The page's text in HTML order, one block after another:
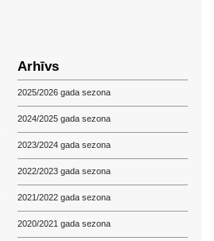
Arhīvs
2025/2026 gada sezona
2024/2025 gada sezona
2023/2024 gada sezona
2022/2023 gada sezona
2021/2022 gada sezona
2020/2021 gada sezona